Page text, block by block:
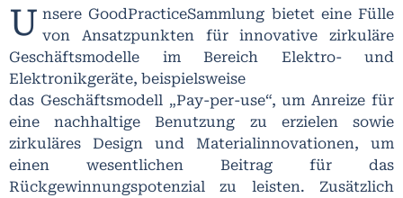
U nsere GoodPracticeSammlung bietet eine Fülle
von Ansatzpunkten für innovative zirkuläre
Geschäftsmodelle im Bereich Elektro- und
Elektronikgeräte, beispielsweise
das Geschäftsmodell „Pay-per-use“, um Anreize für
eine nachhaltige Benutzung zu erzielen sowie
zirkuläres Design und Materialinnovationen, um
einen wesentlichen Beitrag für das
Rückgewinnungspotenzial zu leisten. Zusätzlich